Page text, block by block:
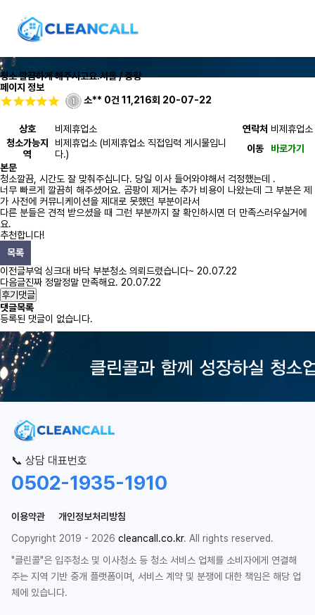
청소 깔끔하게 해주시고요.서울 / 중랑
페이지 정보
소** 0건 11,216회 20-07-22
상호 비제휴업소 연락처 비제휴업소
청소가능지
역
비제휴업소 (비제휴업소 직접입력 게시물입니
다.)
이동
바로가기
본문
청소깔끔, 시간도 잘 맞춰주십니다. 당일 이사 들어와야해서 걱정했는데 .
너무 빠르게 깔끔히 해주셨어요. 곰팡이 제거는 추가 비용이 나왔는데 그 부분은 제
가 사전에 커뮤니케이션을 제대로 못했던 부분이라서
다른 분들은 견적 받으셨을 때 그런 부분까지 잘 확인하시면 더 만족스러우실거에
요.
추천합니다!
목록
이전글부엌 싱크대 바닥 부분청소 의뢰드렸습니다~ 20.07.22
다음글진짜 정말정말 만족해요. 20.07.22
후기댓글
댓글목록
등록된 댓글이 없습니다.
📞 상담 대표번호
0502-1935-1910
이용약관
개인정보처리방침
Copyright 2019 - 2026 cleancall.co.kr. All rights reserved.
"클린콜"은 입주청소 및 이사청소 등 청소 서비스 업체를 소비자에게 연결해
주는 지역 기반 중개 플랫폼이며, 서비스 계약 및 분쟁에 대한 책임은 해당 업
체에 있습니다.